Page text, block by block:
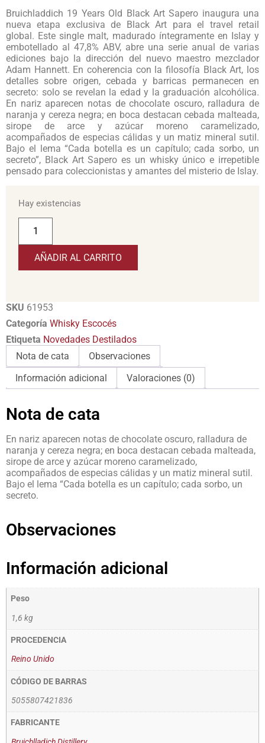
Bruichladdich 19 Years Old Black Art Sapero inaugura una
nueva etapa exclusiva de Black Art para el travel retail
global. Este single malt, madurado íntegramente en Islay y
embotellado al 47,8% ABV, abre una serie anual de varias
ediciones bajo la dirección del nuevo maestro mezclador
Adam Hannett. En coherencia con la filosofía Black Art, los
detalles sobre origen, cebada y barricas permanecen en
secreto: solo se revelan la edad y la graduación alcohólica.
En nariz aparecen notas de chocolate oscuro, ralladura de
naranja y cereza negra; en boca destacan cebada malteada,
sirope de arce y azúcar moreno caramelizado,
acompañados de especias cálidas y un matiz mineral sutil.
Bajo el lema “Cada botella es un capítulo; cada sorbo, un
secreto”, Black Art Sapero es un whisky único e irrepetible
pensado para coleccionistas y amantes del misterio de Islay.
Hay existencias
AÑADIR AL CARRITO
SKU 61953
Categoría Whisky Escocés
Etiqueta Novedades Destilados
Nota de cata
Observaciones
Información adicional
Valoraciones (0)
Nota de cata
En nariz aparecen notas de chocolate oscuro, ralladura de
naranja y cereza negra; en boca destacan cebada malteada,
sirope de arce y azúcar moreno caramelizado,
acompañados de especias cálidas y un matiz mineral sutil.
Bajo el lema “Cada botella es un capítulo; cada sorbo, un
secreto.
Observaciones
Información adicional
Peso
1,6 kg
PROCEDENCIA
Reino Unido
CÓDIGO DE BARRAS
5055807421836
FABRICANTE